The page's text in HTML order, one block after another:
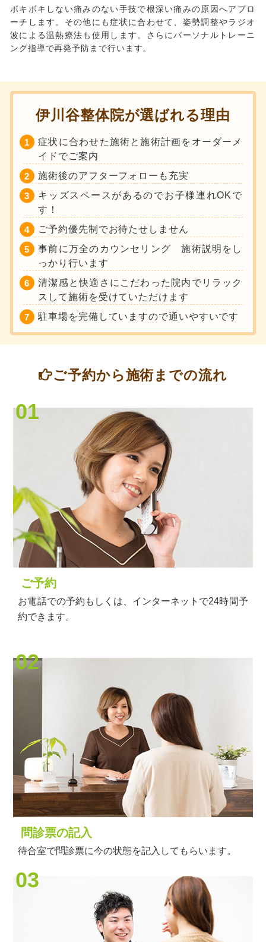
ボキボキしない痛みのない手技で根深い痛みの原因へアプロ
ーチします。その他にも症状に合わせて、姿勢調整やラジオ
波による温熱療法も使用します。さらにパーソナルトレーニ
ング指導で再発予防まで行います。
伊川谷整体院が選ばれる理由
症状に合わせた施術と施術計画をオーダーメ
イドでご案内
施術後のアフターフォローも充実
キッズスペースがあるのでお子様連れOKで
す！
ご予約優先制でお待たせしません
事前に万全のカウンセリング 施術説明をし
っかり行います
清潔感と快適さにこだわった院内でリラック
スして施術を受けていただけます
駐車場を完備していますので通いやすいです
ご予約から施術までの流れ
01
ご予約
お電話での予約もしくは、インターネットで24時間予
約できます。
02
問診票の記入
待合室で問診票に今の状態を記入してもらいます。
03